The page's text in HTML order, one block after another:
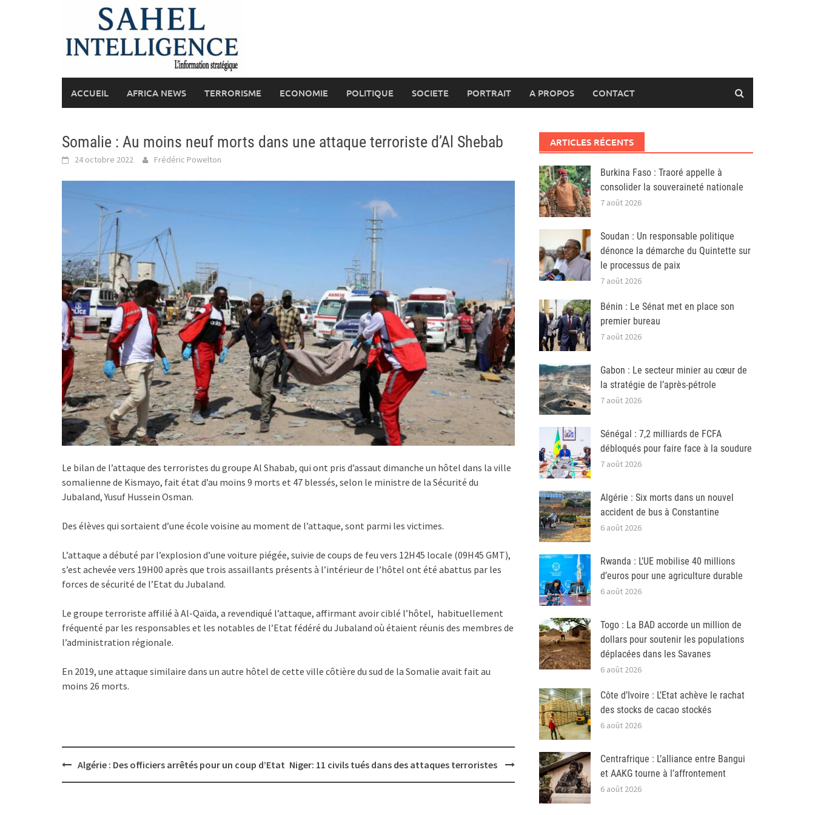
ACCUEIL AFRICA NEWS TERRORISME ECONOMIE POLITIQUE SOCIETE PORTRAIT A PROPOS CONTACT
Somalie : Au moins neuf morts dans une attaque terroriste d’Al Shebab
24 octobre 2022 Frédéric Powelton
Le bilan de l’attaque des terroristes du groupe Al Shabab, qui ont pris d’assaut dimanche un hôtel dans la ville
somalienne de Kismayo, fait état d’au moins 9 morts et 47 blessés, selon le ministre de la Sécurité du
Jubaland, Yusuf Hussein Osman.
Des élèves qui sortaient d’une école voisine au moment de l’attaque, sont parmi les victimes.
L’attaque a débuté par l’explosion d’une voiture piégée, suivie de coups de feu vers 12H45 locale (09H45 GMT),
s’est achevée vers 19H00 après que trois assaillants présents à l’intérieur de l’hôtel ont été abattus par les
forces de sécurité de l’Etat du Jubaland.
Le groupe terroriste affilié à Al-Qaïda, a revendiqué l’attaque, affirmant avoir ciblé l’hôtel, habituellement
fréquenté par les responsables et les notables de l’Etat fédéré du Jubaland où étaient réunis des membres de
l’administration régionale.
En 2019, une attaque similaire dans un autre hôtel de cette ville côtière du sud de la Somalie avait fait au
moins 26 morts.
PostAlgérie : Des officiers arrêtés pour un coup d’Etat Niger: 11 civils tués dans des attaques terroristes
ARTICLES RÉCENTS
Burkina Faso : Traoré appelle à
consolider la souveraineté nationale
7 août 2026
Soudan : Un responsable politique
dénonce la démarche du Quintette sur
le processus de paix
7 août 2026
Bénin : Le Sénat met en place son
premier bureau
7 août 2026
Gabon : Le secteur minier au cœur de
la stratégie de l’après-pétrole
7 août 2026
Sénégal : 7,2 milliards de FCFA
débloqués pour faire face à la soudure
7 août 2026
Algérie : Six morts dans un nouvel
accident de bus à Constantine
6 août 2026
Rwanda : L’UE mobilise 40 millions
d’euros pour une agriculture durable
6 août 2026
Togo : La BAD accorde un million de
dollars pour soutenir les populations
déplacées dans les Savanes
6 août 2026
Côte d’Ivoire : L’Etat achève le rachat
des stocks de cacao stockés
6 août 2026
Centrafrique : L’alliance entre Bangui
et AAKG tourne à l’affrontement
6 août 2026